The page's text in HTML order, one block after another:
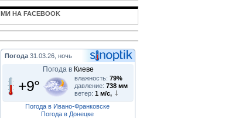
МИ НА FACEBOOK
Погода 31.03.26, ночь
Погода в Киеве
+9° влажность: 79%
давление: 738 мм
ветер: 1 м/с,
Погода в Ивано-Франковске
Погода в Донецке